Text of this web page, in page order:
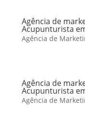
Agência de
Acupunturista
Agência de
Agência de
Acupunturista
Agência de